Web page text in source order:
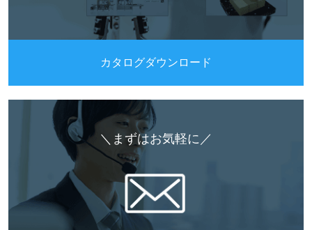
カタログダウンロード
＼まずはお気軽に／